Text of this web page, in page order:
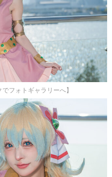
フォトギャラリーへ】